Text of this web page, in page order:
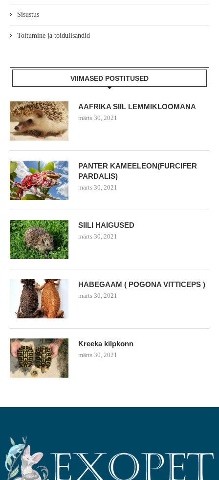
Sisustus
Toitumine ja toidulisandid
VIIMASED POSTITUSED
AAFRIKA SIIL LEMMIKLOOMANA
märts 30, 2021
PANTER KAMEELEON(FURCIFER
PARDALIS)
märts 30, 2021
SIILI HAIGUSED
märts 30, 2021
HABEGAAM ( POGONA VITTICEPS )
märts 30, 2021
Kreeka kilpkonn
märts 30, 2021